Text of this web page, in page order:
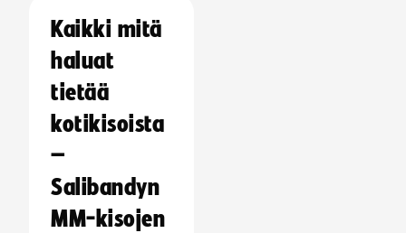
Kaikki mitä
haluat
tietää
kotikisoista
–
Salibandyn
MM-kisojen